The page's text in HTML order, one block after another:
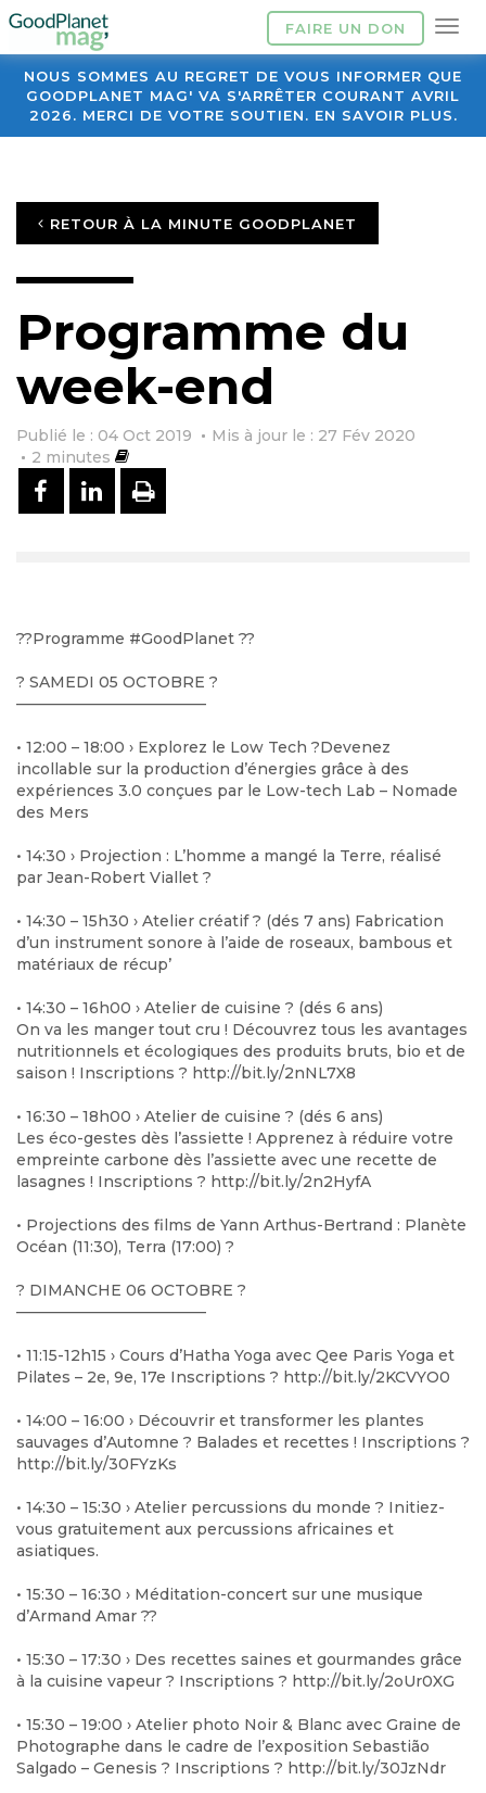
FAIRE UN DON
NOUS SOMMES AU REGRET DE VOUS INFORMER QUE
GOODPLANET MAG' VA S'ARRÊTER COURANT AVRIL
2026. MERCI DE VOTRE SOUTIEN. EN SAVOIR PLUS.
RETOUR À LA MINUTE GOODPLANET
Programme du
week-end
Publié le : 04 Oct 2019
Mis à jour le : 27 Fév 2020
2 minutes
PARTAGER SUR FACEBOOK
PARTAGER SUR LINKEDIN
IMPRIMER
??Programme #GoodPlanet ??
? SAMEDI 05 OCTOBRE ?
————————————–
• 12:00 – 18:00 › Explorez le Low Tech ?Devenez
incollable sur la production d’énergies grâce à des
expériences 3.0 conçues par le Low-tech Lab – Nomade
des Mers
• 14:30 › Projection : L’homme a mangé la Terre, réalisé
par Jean-Robert Viallet ?
• 14:30 – 15h30 › Atelier créatif? (dés 7 ans) Fabrication
d’un instrument sonore à l’aide de roseaux, bambous et
matériaux de récup’
• 14:30 – 16h00 › Atelier de cuisine ? (dés 6 ans)
On va les manger tout cru ! Découvrez tous les avantages
nutritionnels et écologiques des produits bruts, bio et de
saison ! Inscriptions ?️ http://bit.ly/2nNL7X8
• 16:30 – 18h00 › Atelier de cuisine ? (dés 6 ans)
Les éco-gestes dès l’assiette ! Apprenez à réduire votre
empreinte carbone dès l’assiette avec une recette de
lasagnes ! Inscriptions ?️ http://bit.ly/2n2HyfA
• Projections des films de Yann Arthus-Bertrand : Planète
Océan (11:30), Terra (17:00) ?
? DIMANCHE 06 OCTOBRE ?
————————————–
• 11:15-12h15 › Cours d’Hatha Yoga avec Qee Paris Yoga et
Pilates – 2e, 9e, 17e Inscriptions ?️ http://bit.ly/2KCVYO0
• 14:00 – 16:00 › Découvrir et transformer les plantes
sauvages d’Automne ? Balades et recettes ! Inscriptions ?️
http://bit.ly/30FYzKs
• 14:30 – 15:30 › Atelier percussions du monde ? Initiez-
vous gratuitement aux percussions africaines et
asiatiques.
• 15:30 – 16:30 › Méditation-concert sur une musique
d’Armand Amar ??
• 15:30 – 17:30 › Des recettes saines et gourmandes grâce
à la cuisine vapeur ? Inscriptions ?️ http://bit.ly/2oUr0XG
• 15:30 – 19:00 › Atelier photo Noir & Blanc avec Graine de
Photographe dans le cadre de l’exposition Sebastião
Salgado – Genesis ? Inscriptions ?️ http://bit.ly/30JzNdr